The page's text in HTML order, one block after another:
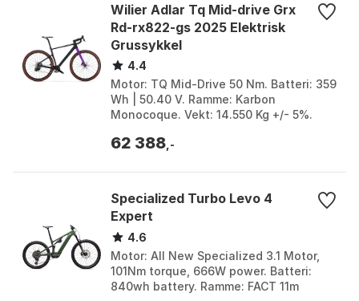
Wilier Adlar Tq Mid-drive Grx
Rd-rx822-gs 2025 Elektrisk
Grussykkel
4.4
Motor: TQ Mid-Drive 50 Nm. Batteri: 359
Wh | 50.40 V. Ramme: Karbon
Monocoque. Vekt: 14.550 Kg +/- 5%.
Størrelse 2: 359Wh...
62 388 ,-
Specialized Turbo Levo 4
Expert
4.6
Motor: All New Specialized 3.1 Motor,
101Nm torque, 666W power. Batteri:
840wh battery. Ramme: FACT 11m